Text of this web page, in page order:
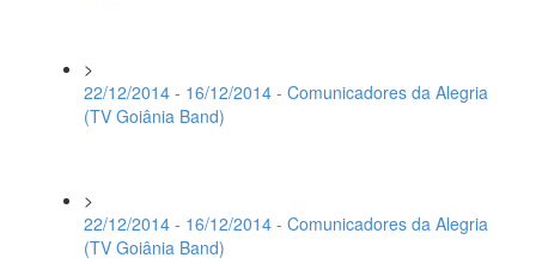
>
22/12/2014 - 16/12/2014 - Comunicadores da Alegria
(TV Goiânia Band)
>
22/12/2014 - 16/12/2014 - Comunicadores da Alegria
(TV Goiânia Band)